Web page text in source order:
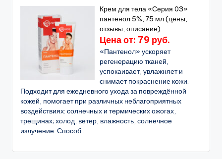
Крем для тела «Серия 03»
пантенол 5%, 75 мл (цены,
отзывы, описание)
Цена от: 79 руб.
«Пантенол» ускоряет
регенерацию тканей,
успокаивает, увлажняет и
снимает покраснение кожи.
Подходит для ежедневного ухода за повреждённой
кожей, помогает при различных неблагоприятных
воздействиях: солнечных и термических ожогах,
трещинах; холод, ветер, влажность, солнечное
излучение. Способ...